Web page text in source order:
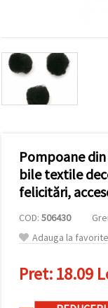
Puteți fi de
acord să
cookie -
vă indicați
preferințele
în setări
selectând
un tip de
dat și
pe butonul
toate!
Pompoane
bile textile
felicitări,
COD: 506430
Adauga la favorite
Pret:18.09